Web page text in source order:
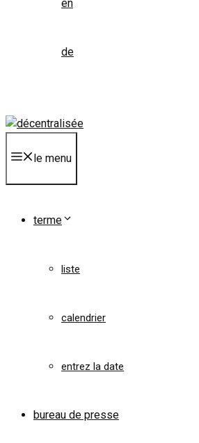
en
de
le menu
terme
liste
calendrier
entrez la date
bureau de presse